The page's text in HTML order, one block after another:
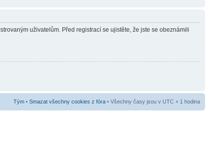
uživatelům. Před registrací se ujistěte, že jste se obeznámili
Tým • Smazat všechny cookies z fóra • Všechny časy jsou v UTC + 1 hodina